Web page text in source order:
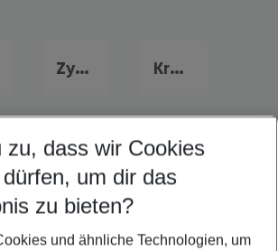
Zypern Flug & Hotel Kroatien Flug & Hotel
Kardamena
Kardamena
zu, dass wir Cookies
um dir das
zu bieten?
und ähnliche Technologien, um